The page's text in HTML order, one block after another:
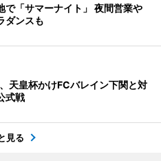
で「サマーナイト」 夜間営業や
ダンスも
天皇杯かけFCバレイン下関と対
式戦
見る